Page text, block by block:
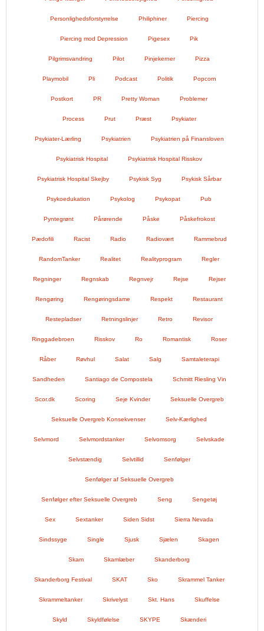
Personlighedsforstyrrelse Philiphiner Piercing
Piercing mod Depression Pigesex Pik
Pilgrimsvandring Pilot Pinjekerner Pizza
Playmobil Pli Podcast Politik Popcorn
Postkort PR Pretty Woman Problemer
Process Prut Præst Psykiater
Psykiater-Lærling Psykiatrien Psykiatrien på Finansloven
Psykiatrisk Hospital Psykiatrisk Hospital Risskov
Psykiatrisk Hospital Skejby Psykisk Syg Psykisk Sårbar
Psykoedukation Psykolog Psykopat Pub
Pyntegrønt Pårørende Påske Påskefrokost
Pædofili Racist Radio Radiovært Rammebrud
RandomTanker Realitet Realityprogram Regler
Regninger Regnskab Regnvejr Rejse Rejser
Rengøring Rengøringsdame Respekt Restaurant
Restepladser Retningslinjer Retro Revisor
Ringgadebroen Risskov Ro Romantisk Roser
Råber Røvhul Salat Salg Samtaleterapi
Sandheden Santiago de Compostela Schmitt Riesling Vin
Scor.dk Scoring Seje Kvinder Seksuelle Overgreb
Seksuelle Overgreb Konsekvenser Selv-Kærlighed
Selvmord Selvmordstanker Selvomsorg Selvskade
Selvstændig Selvtillid Senfølger
Senfølger af Seksuelle Overgreb
Senfølger efter Seksuelle Overgreb Seng Sengetøj
Sex Sextanker Siden Sidst Sierra Nevada
Sindssyge Single Sjusk Sjælen Skagen
Skam Skamlæber Skanderborg
Skanderborg Festival SKAT Sko Skrammel Tanker
Skrammeltanker Skrivelyst Skt. Hans Skuffelse
Skyld Skyldfølelse SKYPE Skænderi